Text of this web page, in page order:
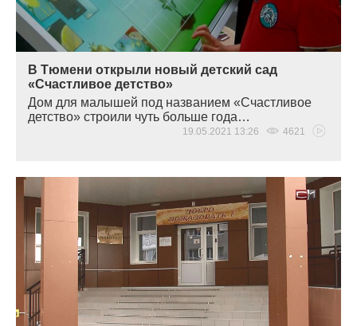
В Тюмени открыли новый детский сад
«Счастливое детство»
Дом для малышей под названием «Счастливое
детство» строили чуть больше года…
19.05.2021 13:26 4621